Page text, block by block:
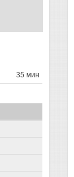
35 мин